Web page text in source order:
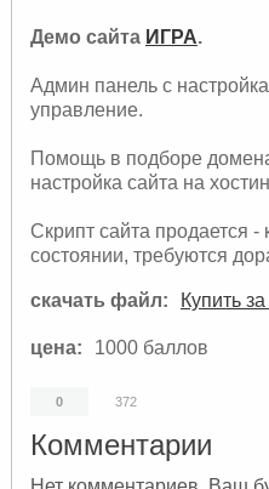
Демо сайта ИГРА.
Админ панель с
управление.
Помощь в подборе
настройка сайта на
Скрипт сайта продается -
состоянии, требуются
скачать файл: Купить за
цена: 1000 баллов
0 372
Комментарии